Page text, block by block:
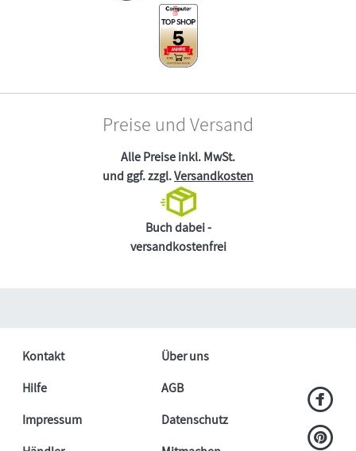
Preise und Versand
Alle Preise inkl. MwSt.
und ggf. zzgl.Versandkosten
Buch dabei -
versandkostenfrei
Kontakt
Über uns
Hilfe
AGB
Impressum
Datenschutz